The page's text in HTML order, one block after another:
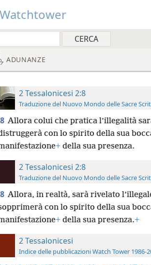
Watchtower
ADUNANZE
2 Tessalonicesi 2:8
Traduzione del Nuovo Mondo delle Sacre
8 Allora colui che pratica l’illegalità
con lo spirito della sua
+della sua presenza.
2 Tessalonicesi 2:8
Traduzione del Nuovo Mondo delle Sacre
8 Allora, in realtà, sarà rivelato
con lo spirito della sua
+della sua presenza.+
2 Tessalonicesi
Indice delle pubblicazioni Watch Tower 1986-